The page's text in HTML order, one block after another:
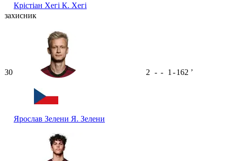
Крістіан Хегі К. Хегі
захисник
30
Ярослав Зелени Я. Зелени
2 - - 1 -162 ʼ